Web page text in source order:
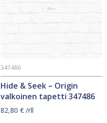
Hide & Seek – Origin
valkoinen tapetti 347486
347486
82,80 € /rll